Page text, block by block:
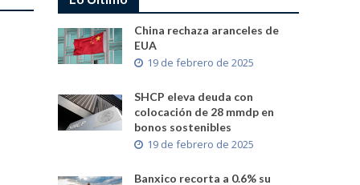
China rechaza aranceles de
EUA
19 de febrero de 2025
SHCP eleva deuda con
colocación de 28 mmdp en
bonos sostenibles
19 de febrero de 2025
Banxico recorta a 0.6% su